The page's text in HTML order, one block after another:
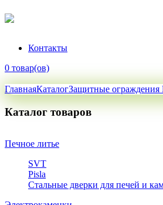
Контакты
0 товар(ов)
ГлавнаяКаталогЗащитные ограждения
Каталог товаров
Печное литье
SVT
Pisla
Стальные дверки для печей и